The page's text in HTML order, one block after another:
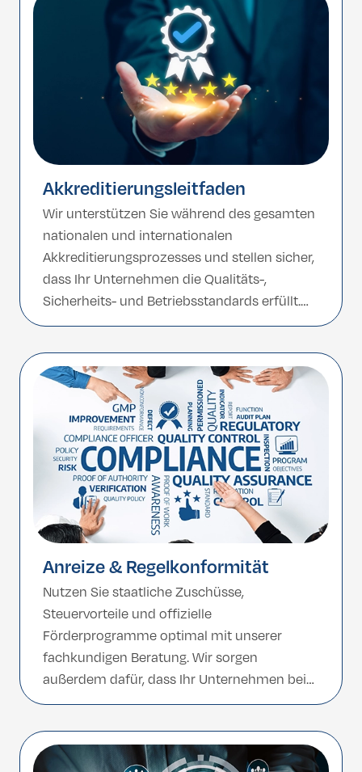
Akkreditierungsleitfaden
Wir unterstützen Sie während des gesamten
nationalen und internationalen
Akkreditierungsprozesses und stellen sicher,
dass Ihr Unternehmen die Qualitäts-,
Sicherheits- und Betriebsstandards erfüllt.
Von der Vorbereitung der Unterlagen bis zur
eine vertrauenswürdige Markenbasis
aufzubauen.
Anreize & Regelkonformität
Nutzen Sie staatliche Zuschüsse,
Steuervorteile und offizielle
Förderprogramme optimal mit unserer
fachkundigen Beratung. Wir sorgen
außerdem dafür, dass Ihr Unternehmen bei
jedem Schritt die lokalen und
einhält.